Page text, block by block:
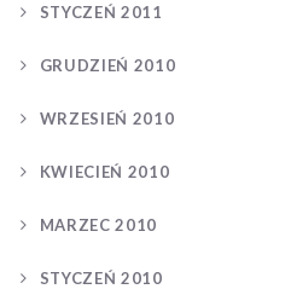
STYCZEŃ 2011
GRUDZIEŃ 2010
WRZESIEŃ 2010
KWIECIEŃ 2010
MARZEC 2010
STYCZEŃ 2010